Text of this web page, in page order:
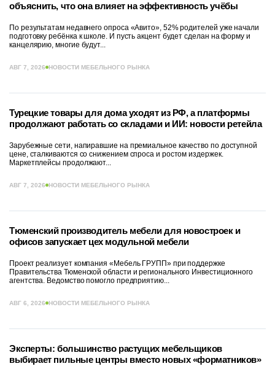
объяснить, что она влияет на эффективность учёбы
По результатам недавнего опроса «Авито», 52% родителей уже начали
подготовку ребёнка к школе. И пусть акцент будет сделан на форму и
канцелярию, многие будут...
АВГ 7, 2026 НОВОСТИ МЕБЕЛЬНОГО РЫНКА
Турецкие товары для дома уходят из РФ, а платформы
продолжают работать со складами и ИИ: новости ретейла
Зарубежные сети, напиравшие на премиальное качество по доступной
цене, сталкиваются со снижением спроса и ростом издержек.
Маркетплейсы продолжают...
АВГ 7, 2026 НОВОСТИ МЕБЕЛЬНОГО РЫНКА
Тюменский производитель мебели для новостроек и
офисов запускает цех модульной мебели
Проект реализует компания «Мебель ГРУПП» при поддержке
Правительства Тюменской области и регионального Инвестиционного
агентства. Ведомство помогло предприятию...
АВГ 6, 2026 НОВОСТИ МЕБЕЛЬНОГО РЫНКА
Эксперты: большинство растущих мебельщиков
выбирает пильные центры вместо новых «форматников»